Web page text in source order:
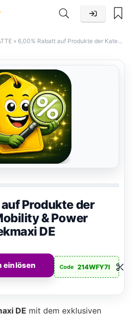
» 6,00% Rabatt auf Produkte der Kategorie E-Mobility & Power Stations – Geekmaxi DE
Produkte der
& Power
DE
einlösen Code 214WFY7I
DE mit dem exklusiven